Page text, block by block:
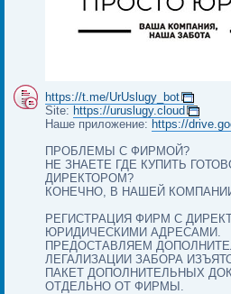
https://t.me/UrUslugy_bot
Site: https://uruslugy.cloud
Наше приложение: https://
ПРОБЛЕМЫ С ФИРМОЙ?
НЕ ЗНАЕТЕ ГДЕ КУПИТЬ
ДИРЕКТОРОМ?
КОНЕЧНО, В НАШЕЙ
РЕГИСТРАЦИЯ ФИРМ С
ЮРИДИЧЕСКИМИ АДРЕСАМИ.
ПРЕДОСТАВЛЯЕМ
ЛЕГАЛИЗАЦИИ ЗАБОРА
ПАКЕТ ДОПОЛНИТЕЛЬНЫХ
ОТДЕЛЬНО ОТ ФИРМЫ.